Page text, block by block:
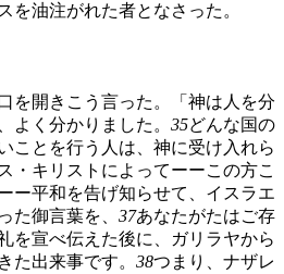
を油注がれた者となさった。
を開きこう言った。「神は人を分
よく分かりました。 35どんな国の
ことを行う人は、神に受け入れら
・キリストによってーーこの方こ
ー平和を告げ知らせて、イスラエ
た御言葉を、 37あなたがたはご存
を宣べ伝えた後に、ガリラヤから
た出来事です。 38つまり、ナザレ